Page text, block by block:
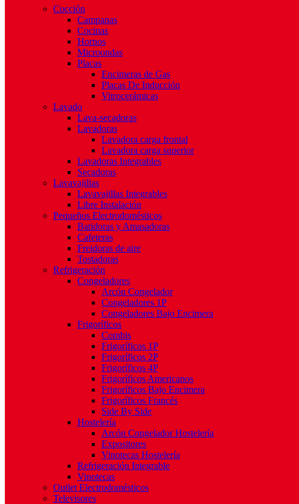
Cocción
Campanas
Cocinas
Hornos
Microondas
Placas
Encimeras de Gas
Placas De Inducción
Vitrocerámicas
Lavado
Lava-secadoras
Lavadoras
Lavadora carga frontal
Lavadora carga superior
Lavadoras Integrables
Secadoras
Lavavajillas
Lavavajillas Integrables
Libre Instalación
Pequeños Electrodomésticos
Batidoras y Amasadoras
Cafeteras
Freidoras de aire
Tostadoras
Refrigeración
Congeladores
Arcón Congelador
Congeladores 1P
Congeladores Bajo Encimera
Frigoríficos
Combis
Frigoríficos 1P
Frigoríficos 2P
Frigoríficos 4P
Frigoríficos Americanos
Frigoríficos Bajo Encimera
Frigoríficos Francés
Side By Side
Hostelería
Arcón Congelador Hostelería
Expositores
Vinotecas Hostelería
Refrigeración Integrable
Vinotecas
Outlet Electrodomésticos
Televisores